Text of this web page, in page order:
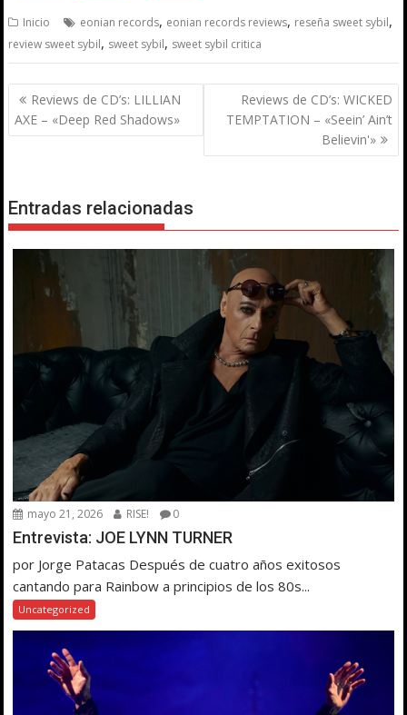
Inicio eonian records, eonian records reviews, reseña sweet sybil,
review sweet sybil, sweet sybil, sweet sybil critica
Navegación
de
entradas
Reviews de CD’s: LILLIAN
AXE – «Deep Red Shadows»
Reviews de CD’s: WICKED
TEMPTATION – «Seein’ Ain’t
Believin'»
Entradas relacionadas
mayo 21, 2026 RISE! 0
Entrevista: JOE LYNN TURNER
por Jorge Patacas Después de cuatro años exitosos
cantando para Rainbow a principios de los 80s...
Uncategorized